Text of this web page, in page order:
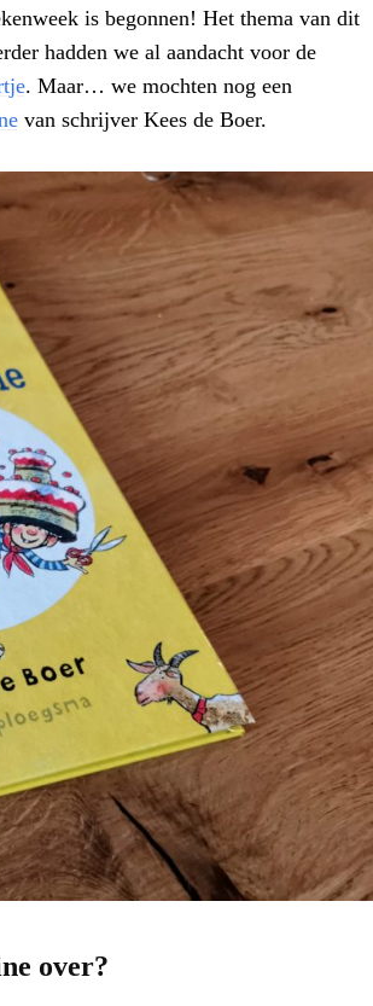
is begonnen! Het thema van dit
hadden we al aandacht voor de
. Maar… we mochten nog een
van schrijver Kees de Boer.
over?